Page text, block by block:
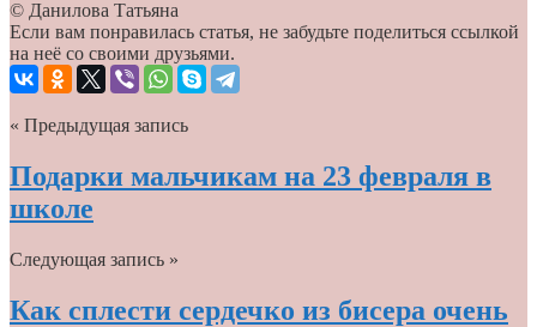
© Данилова Татьяна
Если вам понравилась статья, не забудьте поделиться ссылкой
на неё со своими друзьями.
« Предыдущая запись
Подарки мальчикам на 23 февраля в
школе
Следующая запись »
Как сплести сердечко из бисера очень